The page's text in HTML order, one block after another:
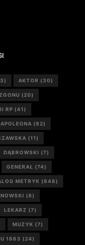
AKTOR (30)
(20)
RP (41)
(82)
(11)
DĄBROWSKI (7)
GENERAŁ (74)
METRYK (648)
(8)
LEKARZ (7)
MUZYK (7)
1863 (24)